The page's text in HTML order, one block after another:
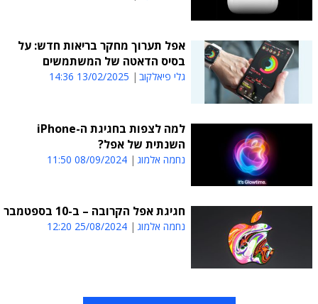
אפל תערוך מחקר בריאות חדש: על
בסיס הדאטה של המשתמשים
גלי פיאלקוב 13/02/2025 14:36
למה לצפות בחגיגת ה-iPhone
השנתית של אפל?
נחמה אלמוג 08/09/2024 11:50
חגיגת אפל הקרובה – ב-10 בספטמבר
נחמה אלמוג 25/08/2024 12:20